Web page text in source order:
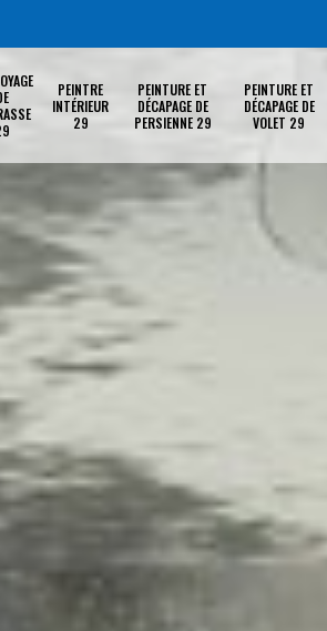
PEINTRE
INTÉRIEUR
29
PEINTURE ET
DÉCAPAGE DE
PERSIENNE 29
PEINTURE ET
DÉCAPAGE DE
VOLET 29